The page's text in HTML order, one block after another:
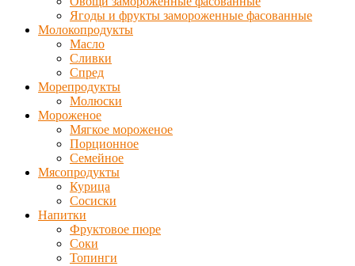
Ягоды и фрукты замороженные фасованные
Молокопродукты
Масло
Сливки
Спред
Морепродукты
Молюски
Мороженое
Мягкое мороженое
Порционное
Семейное
Мясопродукты
Курица
Сосиски
Напитки
Фруктовое пюре
Соки
Топинги